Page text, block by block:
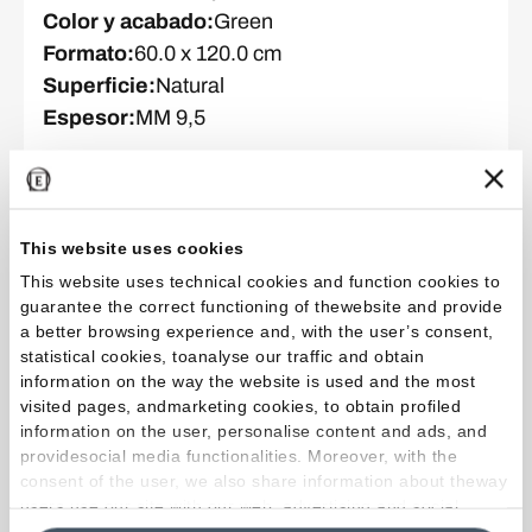
This website uses cookies
This website uses technical cookies and function cookies to
guarantee the correct functioning of thewebsite and provide
a better browsing experience and, with the user’s consent,
statistical cookies, toanalyse our traffic and obtain
information on the way the website is used and the most
visited pages, andmarketing cookies, to obtain profiled
information on the user, personalise content and ads, and
providesocial media functionalities. Moreover, with the
consent of the user, we also share information about theway
users use our site with our web, advertising and social
Color y acabado:Green
Formato:60.0 x 120.0 cm
Superficie:Natural
Espesor:MM 9,5
Color y acabado:Green
Formato :60.0 x 120.0 cm
Superficie:Tecnica
Espesor:MM 9,5
Colección:Medley
Color y acabado:White